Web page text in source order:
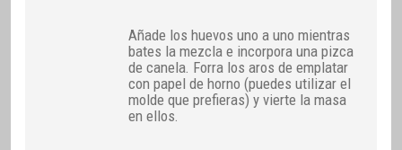
Añade los huevos uno a uno mientras
bates la mezcla e incorpora una pizca
de canela. Forra los aros de emplatar
con papel de horno (puedes utilizar el
molde que prefieras) y vierte la masa
en ellos.